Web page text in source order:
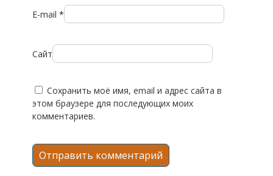
E-mail *
Сайт
Сохранить моё имя, email и адрес сайта в
этом браузере для последующих моих
комментариев.